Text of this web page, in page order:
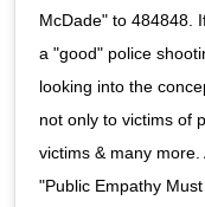
McDade" to 484848.
a "good" police
looking into the
not only to victims of
victims & many
"Public Empathy